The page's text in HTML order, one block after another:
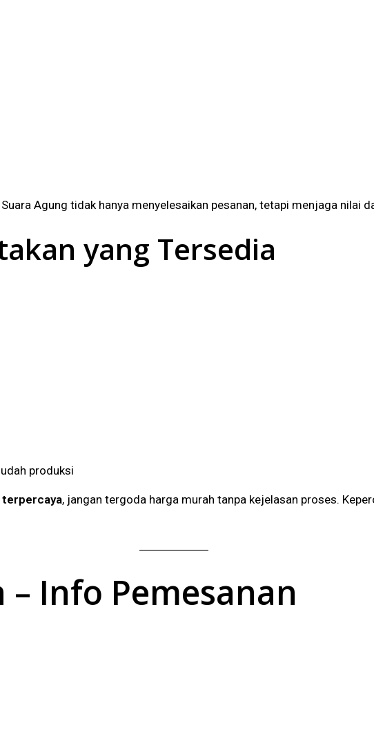
Agung tidak hanya menyelesaikan pesanan, tetapi menjaga nilai
yang Tersedia
produksi
terpercaya, jangan tergoda harga murah tanpa kejelasan proses.
Info Pemesanan